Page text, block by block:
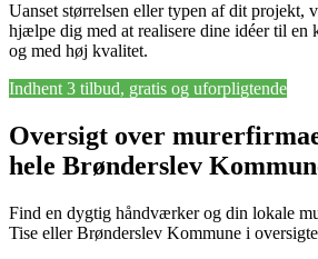
Uanset størrelsen eller typen af dit projekt,
hjælpe dig med at realisere dine idéer til en
og med høj kvalitet.
Indhent 3 tilbud, gratis og uforpligtende
Oversigt over
hele Brønderslev
Find en dygtig håndværker og din lokale
Tise eller Brønderslev Kommune i